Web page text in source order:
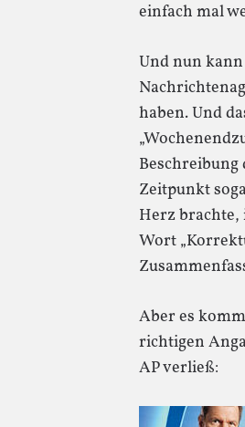
einfach mal
Und nun
haben. Und
Beschreibung
Zeitpunkt
Herz
Wort
Aber es
richtigen
AP verließ: